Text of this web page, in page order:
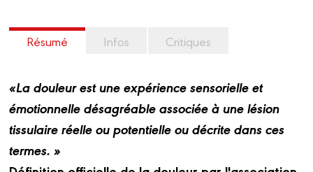
Résumé Infos Critiques
«La douleur est une expérience sensorielle et
émotionnelle désagréable associée à une lésion
tissulaire réelle ou potentielle ou décrite dans ces
termes. »